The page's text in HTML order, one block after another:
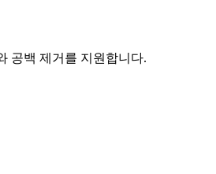
공백 제거를 지원합니다.